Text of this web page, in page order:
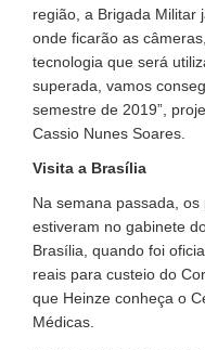
região, a Brigada Militar
onde ficarão as
tecnologia que será
superada, vamos
semestre de 2019”,
Cassio Nunes Soares.
Visita a Brasília
Na semana passada,
estiveram no gabinete
Brasília, quando foi
reais para custeio do
que Heinze conheça o
Médicas.